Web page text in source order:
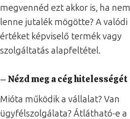
megvennéd ezt akkor is, ha nem
lenne jutalék mögötte? A valódi
értéket képviselő termék vagy
szolgáltatás alapfeltétel.
– Nézd meg a cég hitelességét
Mióta működik a vállalat? Van
ügyfélszolgálata? Átlátható-e a